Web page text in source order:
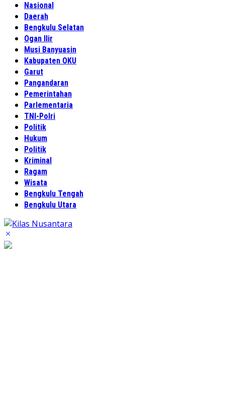
Nasional
Daerah
Bengkulu Selatan
Ogan Ilir
Musi Banyuasin
Kabupaten OKU
Garut
Pangandaran
Pemerintahan
Parlementaria
TNI-Polri
Politik
Hukum
Politik
Kriminal
Ragam
Wisata
Bengkulu Tengah
Bengkulu Utara